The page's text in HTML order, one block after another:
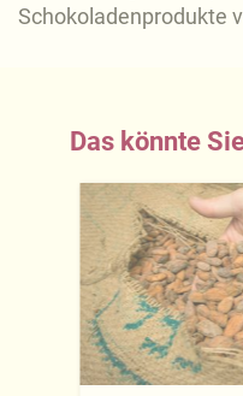
Schokoladenprodukte
Das könnte